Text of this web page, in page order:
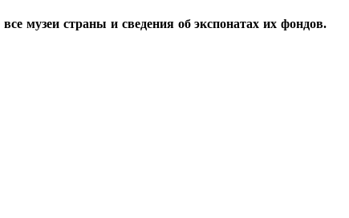
музеи страны и сведения об экспонатах их фондов.